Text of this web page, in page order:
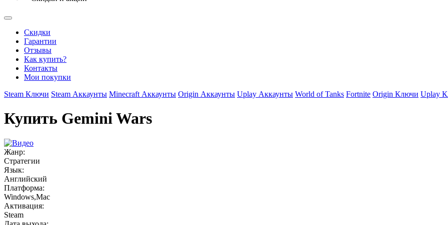
Скидки
Гарантии
Отзывы
Как купить?
Контакты
Мои покупки
Steam Ключи Steam Аккаунты Minecraft Аккаунты Origin Аккаунты Uplay Аккаунты World of Tanks Fortnite Origin Ключи Uplay
Купить Gemini Wars
Жанр:
Стратегии
Язык:
Английский
Платформа:
Windows,Mac
Активация:
Steam